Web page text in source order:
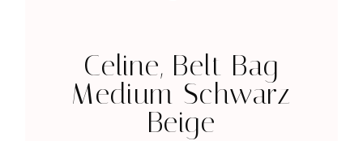
Celine, Belt Bag
Medium Schwarz
Beige